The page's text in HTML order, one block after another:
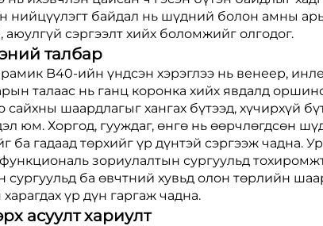
нийцүүлэгт байдал нь шүдний болон амны
аюулгүй сэргээлт хийх боломжийг олгодог.
талбар
B40-ийн үндсэн хэрэглээ нь венеер,
талаас нь ганц коронка хийх явдалд
сайхны шаардлагыг хангах бүтээд, хүчирхүй
юм. Хоргод, гууждаг, өнгө нь өөрчлөгдсөн
ба гадаад төрхийг үр дүнтэй сэргээж чадна.
зориулалтын сургуульд
сургуульд ба өвчтний хувьд олон төрлийн
харагдах үр дүн гаргаж чадна.
асуулт хариулт